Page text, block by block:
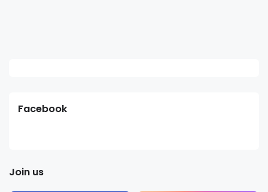
Facebook
Join us